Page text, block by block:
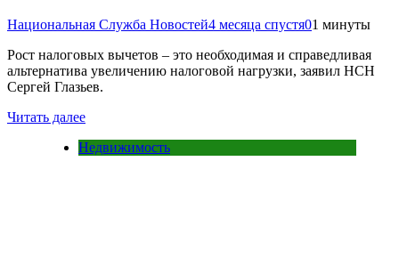
Национальная Служба Новостей4 месяца спустя01 минуты
Рост налоговых вычетов – это необходимая и справедливая
альтернатива увеличению налоговой нагрузки, заявил НСН
Сергей Глазьев.
Читать далее
Недвижимость